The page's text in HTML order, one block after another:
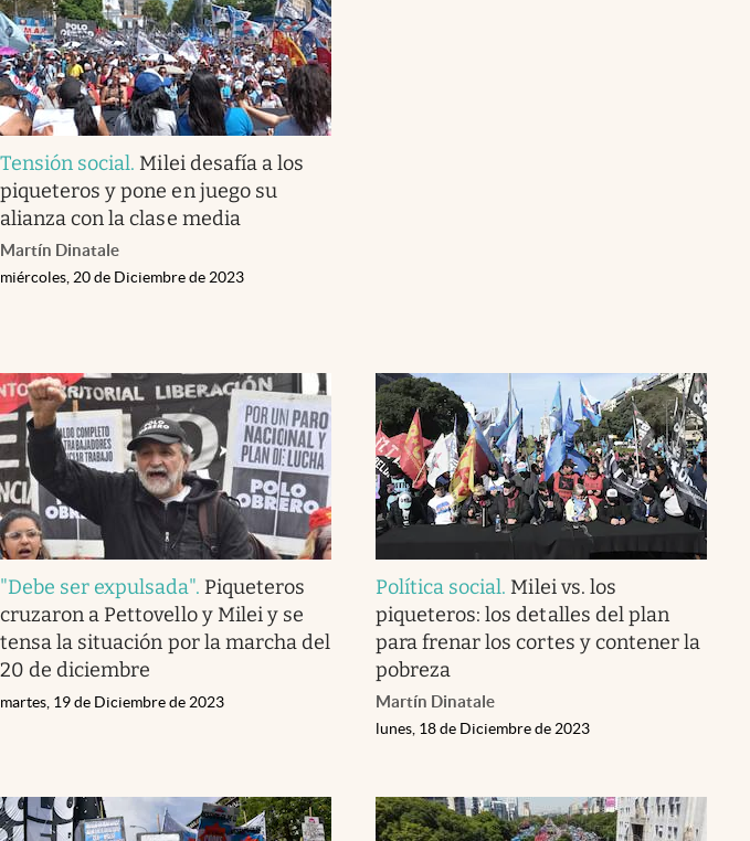
Tensión social. Milei desafía a los
piqueteros y pone en juego su
alianza con la clase media
Martín Dinatale
miércoles, 20 de Diciembre de 2023
"Debe ser expulsada". Piqueteros
cruzaron a Pettovello y Milei y se
tensa la situación por la marcha del
20 de diciembre
martes, 19 de Diciembre de 2023
Política social. Milei vs. los
piqueteros: los detalles del plan
para frenar los cortes y contener la
pobreza
Martín Dinatale
lunes, 18 de Diciembre de 2023